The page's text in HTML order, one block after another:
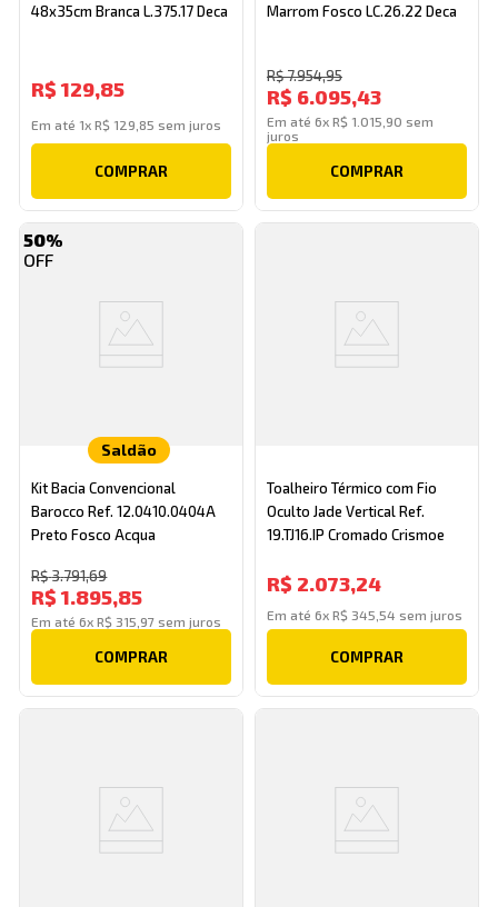
48x35cm Branca L.375.17 Deca
R$ 129,85
Em até 1xR$ 129 85 sem juros
COMPRAR
Marrom Fosco LC.26.22 Deca
R$7.954,95
R$ 6.095,43
Em até 6x R$ 1 015 90 sem
juros
COMPRAR
50%
Saldão
Kit Bacia Convencional
Barocco Ref. 12.0410.0404A
Preto Fosco Acqua
R$3.791,69
R$ 1.895,85
Em até6xR$ 315 97 sem juros
COMPRAR
Toalheiro Térmico com Fio
Oculto Jade Vertical Ref.
19.TJ16.IP Cromado Crismoe
R$ 2.073,24
Em até 6x R$ 345 54 sem juros
COMPRAR